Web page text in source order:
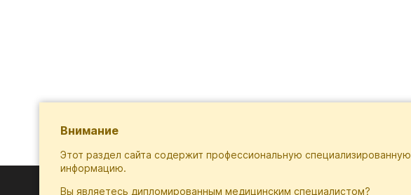
Внимание
Этот раздел сайта содержит профессиональную специализированную
информацию.
Вы являетесь дипломированным медицинским специалистом?